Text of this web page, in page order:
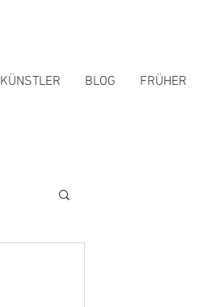
KÜNSTLER BLOG FRÜHER